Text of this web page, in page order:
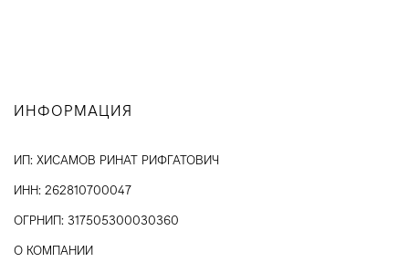
ИНФОРМАЦИЯ
ИП: ХИСАМОВ РИНАТ РИФГАТОВИЧ
ИНН: 262810700047
ОГРНИП: 317505300030360
О КОМПАНИИ